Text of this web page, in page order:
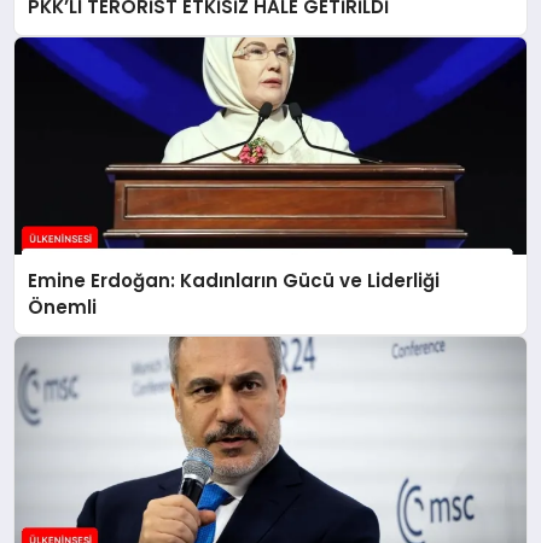
PKK’LI TERÖRİST ETKİSİZ HALE GETİRİLDİ
Emine Erdoğan: Kadınların Gücü ve Liderliği
Önemli